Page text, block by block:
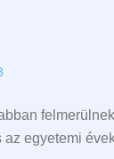
egyetemi